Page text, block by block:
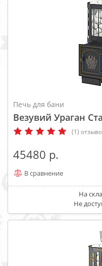
Печь для бани
Везувий Ураган
(1)
45480
В сравнение
На
Не